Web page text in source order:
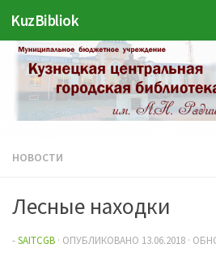
Перейти к содержимому
KuzBibliok
НОВОСТИ
Лесные находки
-SAITCGB · ОПУБЛИКОВАНО 13.06.2018 ·